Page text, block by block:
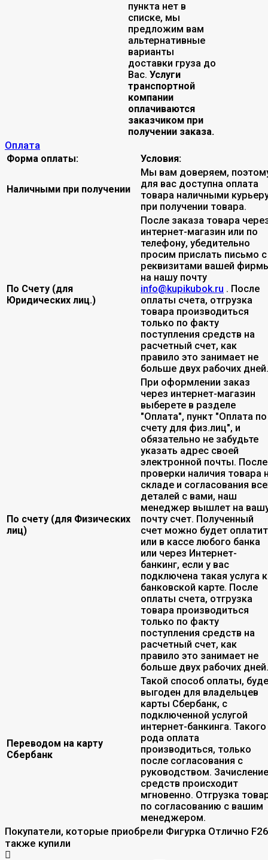
пункта нет в
списке, мы
предложим вам
альтернативные
варианты
доставки груза до
Вас. Услуги
транспортной
компании
оплачиваются
заказчиком при
получении заказа.
Оплата
Форма оплаты: Условия:
Наличными при получении
Мы вам доверяем,
для вас доступна оплата
товара наличными
при получении товара.
По Счету (для
Юридических лиц.)
После заказа товара
интернет-магазин или по
телефону, убедительно
просим прислать письмо с
реквизитами вашей
на нашу почту
info@kupikubok.ru . После
оплаты счета, отгрузка
товара производиться
только по факту
поступления средств на
расчетный счет, как
правило это занимает не
больше двух рабочих дней.
По счету (для Физических
лиц)
При оформлении заказ
через интернет-магазин
выберете в разделе
"Оплата", пункт "Оплата по
счету для физ.лиц", и
обязательно не забудьте
указать адрес своей
электронной почты. После
проверки наличия товара
складе и согласования
деталей с вами, наш
менеджер вышлет на
почту счет. Полученный
счет можно будет
или в кассе любого банка
или через Интернет-
банкинг, если у вас
подключена такая услуга к
банковской карте. После
оплаты счета, отгрузка
товара производиться
только по факту
поступления средств на
расчетный счет, как
правило это занимает не
больше двух рабочих дней.
Переводом на карту
Сбербанк
Такой способ оплаты,
выгоден для владельцев
карты Сбербанк, с
подключенной услугой
интернет-банкинга. Такого
рода оплата
производиться, только
после согласования с
руководством. Зачисление
средств происходит
мгновенно. Отгрузка
по согласованию с вашим
менеджером.
Покупатели, которые приобрели Фигурка Отлично
также купили